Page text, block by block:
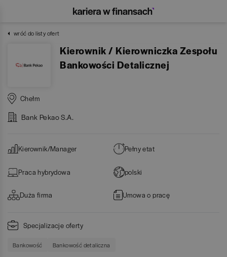
wróć do listy ofert
Kierownik / Kierowniczka Zespołu
Bankowości Detalicznej
Chełm
Bank Pekao S.A.
Kierownik/Manager Pełny etat
Praca hybrydowa polski
Duża firma Umowa o pracę
Specjalizacje oferty
Bankowość Bankowość detaliczna